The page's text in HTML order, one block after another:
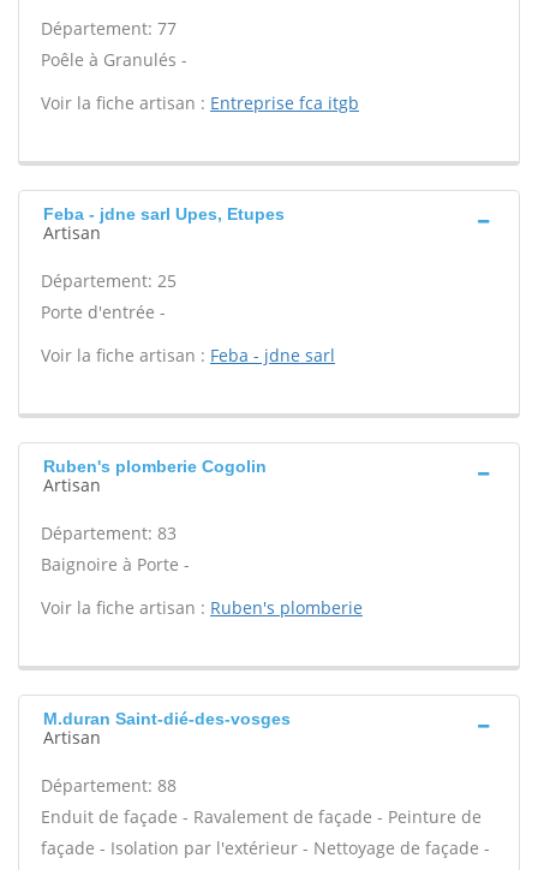
Département: 77
Poêle à Granulés -
Voir la fiche artisan : Entreprise fca itgb
Feba - jdne sarl Upes, Etupes
Artisan
Département: 25
Porte d'entrée -
Voir la fiche artisan : Feba - jdne sarl
Ruben's plomberie Cogolin
Artisan
Département: 83
Baignoire à Porte -
Voir la fiche artisan : Ruben's plomberie
M.duran Saint-dié-des-vosges
Artisan
Département: 88
Enduit de façade - Ravalement de façade - Peinture de
façade - Isolation par l'extérieur - Nettoyage de façade -